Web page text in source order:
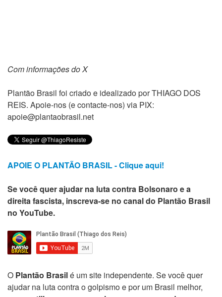
Com informações do X
Plantão Brasil foi criado e idealizado por THIAGO DOS
REIS. Apoie-nos (e contacte-nos) via PIX:
apoie@plantaobrasil.net
APOIE O PLANTÃO BRASIL - Clique aqui!
Se você quer ajudar na luta contra Bolsonaro e a
direita fascista, inscreva-se no canal do Plantão Brasil
no YouTube.
O Plantão Brasilé um site independente. Se você quer
ajudar na luta contra o golpismo e por um Brasil melhor,